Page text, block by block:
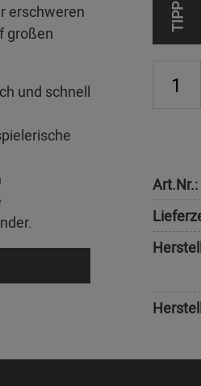
erschweren
großen
und schnell
TIPP
Art.Nr.: